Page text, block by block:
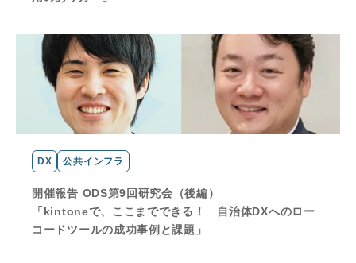
DX 公共インフラ
開催報告 ODS第9回研究会（後編）
「kintoneで、ここまでできる！ 自治体DXへのロー
コードツールの成功事例と課題」